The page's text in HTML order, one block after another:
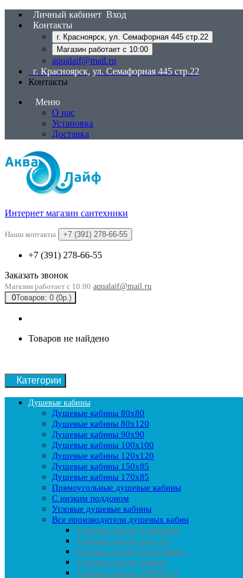
Личный кабинет Вход
Контакты
г. Красноярск, ул. Семафорная 445 стр.22
Магазин работает с 10:00
aqualaif@mail.ru
г. Красноярск, ул. Семафорная 445 стр.22
Контакты
Меню
О нас
Установка
Доставка
Интернет магазин сантехники
Наши контакты +7 (391) 278-66-55
+7 (391) 278-66-55
Заказать звонок
Магазин работает с 10:00 aqualaif@mail.ru
0Товаров: 0 (0р.)
Товаров не найдено
Категории
Душевые кабины
Душевые кабины 80x80
Душевые кабины 80x120
Душевые кабины 90х90
Душевые кабины 100x100
Душевые кабины 120x120
Душевые кабины 150x85
Душевые кабины 170x85
Прямоугольные душевые кабины
С низким поддоном
Угловые душевые кабины
Все производители душевых кабин
Душевые кабины Acguazzone
Душевые кабины Agua Joy
Душевые кабины Alvaro Banos
Душевые кабины Ammari
Душевые кабины APPOLLO